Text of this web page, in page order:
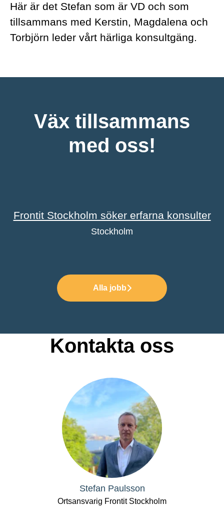
Här är det Stefan som är VD och som
tillsammans med Kerstin, Magdalena och
Torbjörn leder vårt härliga konsultgäng.
Väx tillsammans
med oss!
Frontit Stockholm söker erfarna konsulter
Stockholm
Alla jobb
Kontakta oss
Stefan Paulsson
Ortsansvarig Frontit Stockholm